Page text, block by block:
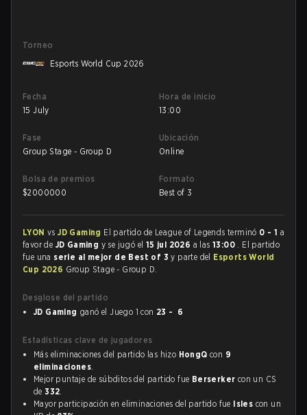
Torneo
Esports World Cup 2026
Fecha
15 July
Hora de inicio
13:00
Fase
Group Stage - Group D
Ubicación
Online
Bolsa de premios
$2000000
Formato
Best of 3
LYON vsJD Gaming El partido de League of Legends terminó 0 - 1 a
favor de JD Gaming y se jugó el 15 jul 2026 a las13:00 . El partido
fue una serie al mejor de Best of 3y parte del Esports World
Cup 2026 Group Stage - Group D.
Desglose del partido
JD Gaming ganó el Juego 1 con 23 - 6
Estadísticas clave de jugadores
Más eliminaciones del partido las hizo HongQ con 9
eliminaciones.
Mejor puntaje de súbditos del partido fue Berserker con un CS
de332.
Mayor participación en eliminaciones del partido fue Isles con un